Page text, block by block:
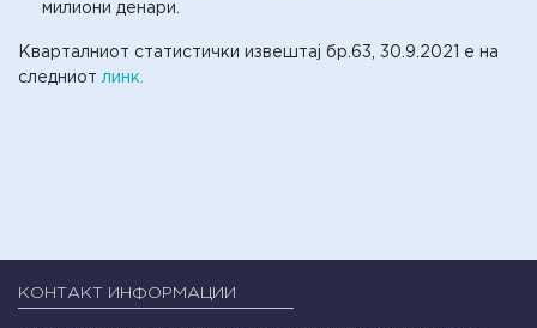
милиони денари.
Кварталниот статистички извештај бр.63, 30.9.2021 е на
следниот линк.
КОНТАКТ ИНФОРМАЦИИ